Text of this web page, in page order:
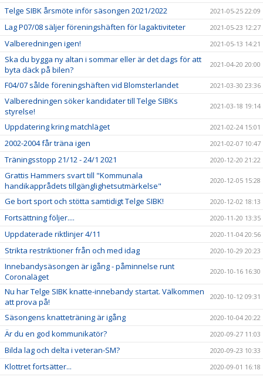
Telge SIBK årsmöte inför säsongen 2021/2022 2021-05-25 22:09
Lag P07/08 säljer föreningshäften för lagaktiviteter 2021-05-23 12:27
Valberedningen igen! 2021-05-13 14:21
Ska du bygga ny altan i sommar eller är det dags för att
byta däck på bilen?
2021-04-20 20:00
F04/07 sålde föreningshäften vid Blomsterlandet 2021-03-30 23:36
Valberedningen söker kandidater till Telge SIBKs
styrelse!
2021-03-18 19:14
Uppdatering kring matchläget 2021-02-24 15:01
2002-2004 får träna igen 2021-02-07 10:47
Träningsstopp 21/12 - 24/1 2021 2020-12-20 21:22
Grattis Hammers svart till "Kommunala
handikapprådets tillgänglighetsutmärkelse"
2020-12-05 15:28
Ge bort sport och stötta samtidigt Telge SIBK! 2020-12-02 18:13
Fortsättning följer.... 2020-11-20 13:35
Uppdaterade riktlinjer 4/11 2020-11-04 20:56
Strikta restriktioner från och med idag 2020-10-29 20:23
Innebandysäsongen är igång - påminnelse runt
Coronaläget
2020-10-16 16:30
Nu har Telge SIBK knatte-innebandy startat. Välkommen
att prova på!
2020-10-12 09:31
Säsongens knatteträning är igång 2020-10-04 20:22
Är du en god kommunikatör? 2020-09-27 11:03
Bilda lag och delta i veteran-SM? 2020-09-23 10:33
Klottret fortsätter... 2020-09-01 16:18